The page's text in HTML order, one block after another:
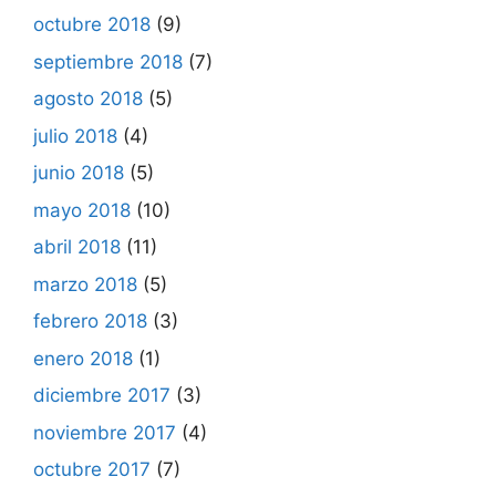
octubre 2018 (9)
septiembre 2018 (7)
agosto 2018 (5)
julio 2018 (4)
junio 2018 (5)
mayo 2018 (10)
abril 2018 (11)
marzo 2018 (5)
febrero 2018 (3)
enero 2018 (1)
diciembre 2017 (3)
noviembre 2017 (4)
octubre 2017 (7)